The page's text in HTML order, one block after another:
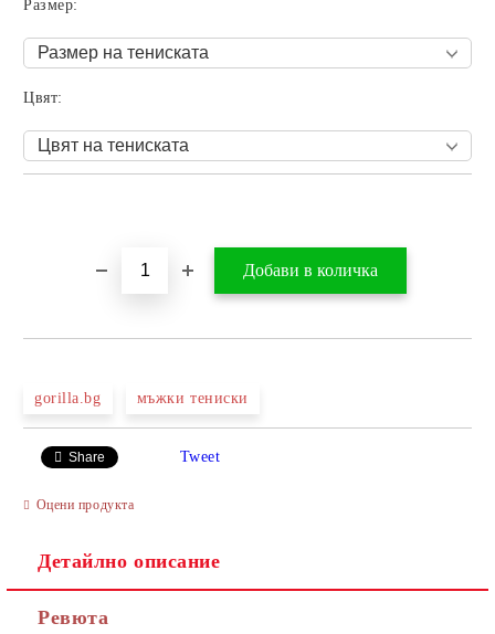
Размер:
Цвят:
gorilla.bg мъжки тениски
Share Tweet
Оцени продукта
Детайлно описание
Ревюта